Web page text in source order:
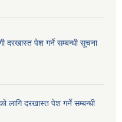
दरखास्त पेश गर्ने सम्बन्धी सूचना
लागि दरखास्त पेश गर्ने सम्बन्धी